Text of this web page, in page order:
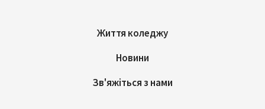
Життя коледжу
Новини
Зв'яжіться з нами